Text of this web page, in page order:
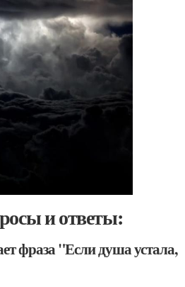
и ответы:
фраза "Если душа устала,